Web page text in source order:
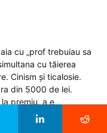
cu „prof trebuiau sa
cu tăierea
Cinism și ticalosie.
din 5000 de lei.
premiu, a e